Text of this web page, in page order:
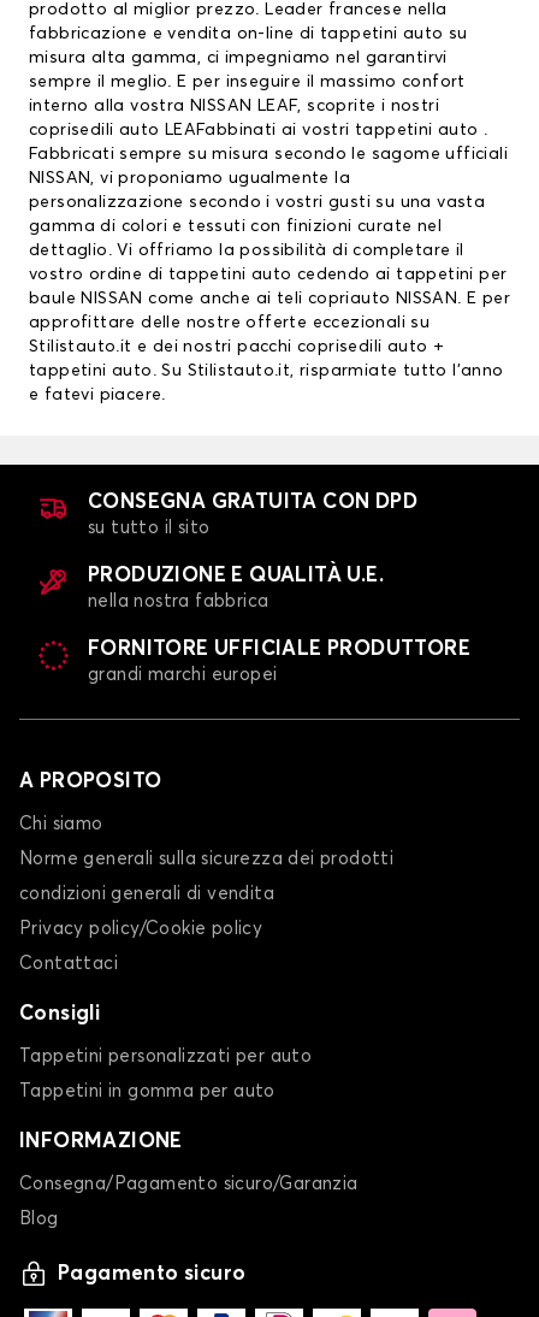
prodotto al miglior prezzo. Leader francese nella
fabbricazione e vendita on-line di tappetini auto su
misura alta gamma, ci impegniamo nel garantirvi
sempre il meglio. E per inseguire il massimo confort
interno alla vostra NISSAN LEAF, scoprite i nostri
coprisedili auto LEAFabbinati ai vostri tappetini auto .
Fabbricati sempre su misura secondo le sagome ufficiali
NISSAN, vi proponiamo ugualmente la
personalizzazione secondo i vostri gusti su una vasta
gamma di colori e tessuti con finizioni curate nel
dettaglio. Vi offriamo la possibilità di completare il
vostro ordine di tappetini auto cedendo ai tappetini per
baule NISSAN come anche ai teli copriauto NISSAN. E per
approfittare delle nostre offerte eccezionali su
Stilistauto.it e dei nostri pacchi coprisedili auto +
tappetini auto. Su Stilistauto.it, risparmiate tutto l’anno
e fatevi piacere.
CONSEGNA GRATUITA CON DPD
su tutto il sito
PRODUZIONE E QUALITÀ U.E.
nella nostra fabbrica
FORNITORE UFFICIALE PRODUTTORE
grandi marchi europei
A PROPOSITO
Chi siamo
Norme generali sulla sicurezza dei prodotti
condizioni generali di vendita
Privacy policy/Cookie policy
Contattaci
Consigli
Tappetini personalizzati per auto
Tappetini in gomma per auto
INFORMAZIONE
Consegna/Pagamento sicuro/Garanzia
Blog
Pagamento sicuro